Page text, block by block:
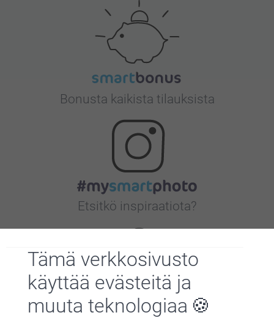
Tämä verkkosivusto
käyttää evästeitä ja
muuta teknologiaa
Bonusta kaikista tilauksista
Etsitkö inspiraatiota?
Olemme täällä sinun vuoksesi